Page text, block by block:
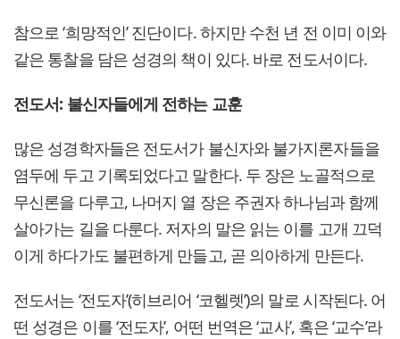
참으로 ‘희망적인’ 진단이다. 하지만 수천 년 전 이미 이와
같은 통찰을 담은 성경의 책이 있다. 바로 전도서이다.
전도서: 불신자들에게 전하는 교훈
많은 성경학자들은 전도서가 불신자와 불가지론자들을
염두에 두고 기록되었다고 말한다. 두 장은 노골적으로
무신론을 다루고, 나머지 열 장은 주권자 하나님과 함께
살아가는 길을 다룬다. 저자의 말은 읽는 이를 고개 끄덕
이게 하다가도 불편하게 만들고, 곧 의아하게 만든다.
전도서는 ‘전도자’(히브리어 ‘코헬렛’)의 말로 시작된다. 어
떤 성경은 이를 ‘전도자’, 어떤 번역은 ‘교사’, 혹은 ‘교수’라